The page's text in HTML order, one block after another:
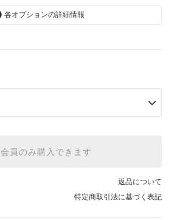
各オプションの詳細情報
【2026/9/20〆10月発送予定分】
会員のみ購入できます
返品について
特定商取引法に基づく表記